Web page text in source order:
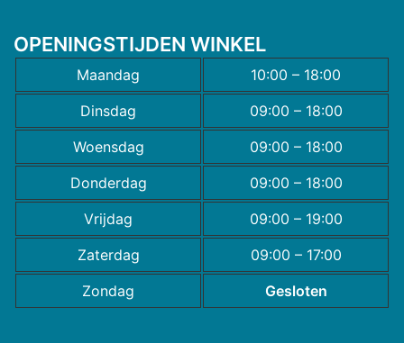
OPENINGSTIJDEN WINKEL
Maandag
10:00 – 18:00
Dinsdag
09:00 – 18:00
Woensdag
09:00 – 18:00
Donderdag
09:00 – 18:00
Vrijdag
09:00 – 19:00
Zaterdag
09:00 – 17:00
Zondag
Gesloten